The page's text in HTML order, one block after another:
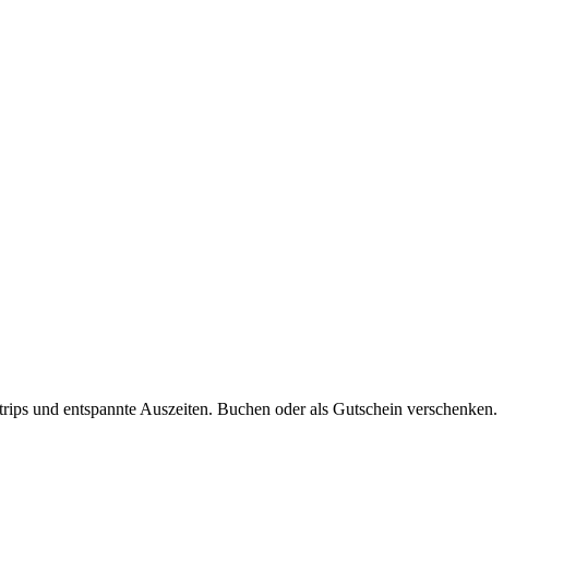
und entspannte Auszeiten. Buchen oder als Gutschein verschenken.